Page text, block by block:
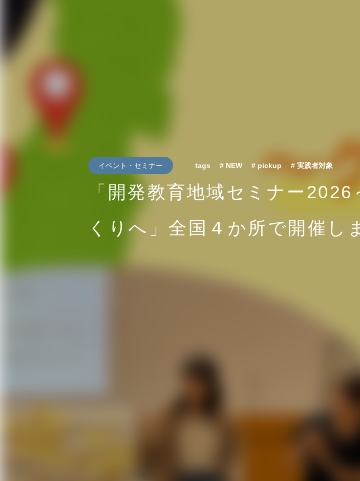
イベント・セミナー tags # NEW # pickup # 実践者対象
「開発教育地域セミナー
くりへ」全国４か所で開催し